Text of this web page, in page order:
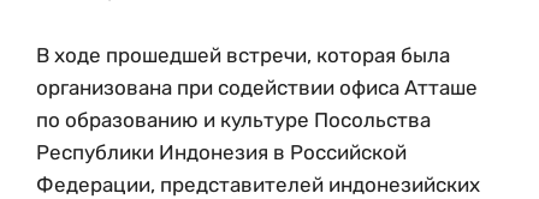
В ходе прошедшей встречи, которая была
организована при содействии офиса Атташе
по образованию и культуре Посольства
Республики Индонезия в Российской
Федерации, представителей индонезийских